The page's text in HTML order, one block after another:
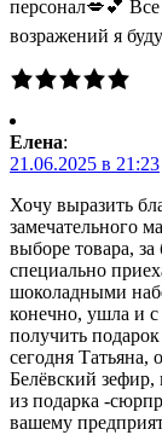
персонал💋💕
возражений я
Елена:
21.06.2025 в 21:23
Хочу выразить
замечательного
выборе товара,
специально
шоколадными
конечно, ушла и
получить
сегодня Татьяна,
Белёвский
из подарка -
вашему